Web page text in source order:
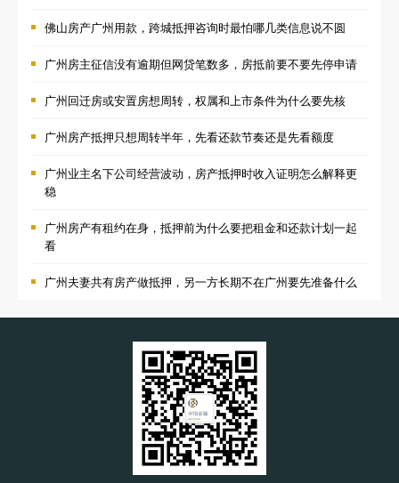
佛山房产广州用款，跨城抵押咨询时最怕哪几类信息说不圆
广州房主征信没有逾期但网贷笔数多，房抵前要不要先停申请
广州回迁房或安置房想周转，权属和上市条件为什么要先核
广州房产抵押只想周转半年，先看还款节奏还是先看额度
广州业主名下公司经营波动，房产抵押时收入证明怎么解释更
稳
广州房产有租约在身，抵押前为什么要把租金和还款计划一起
看
广州夫妻共有房产做抵押，另一方长期不在广州要先准备什么